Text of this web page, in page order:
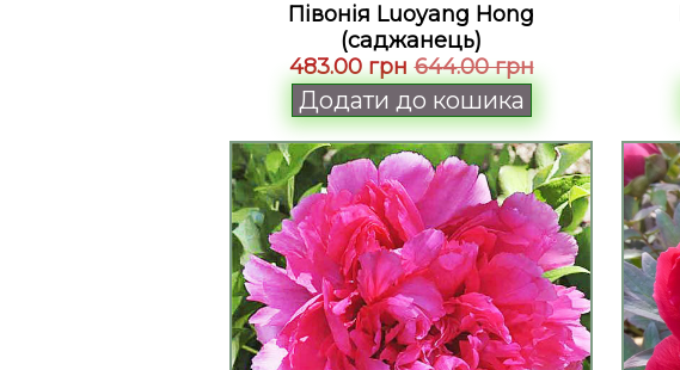
Півонія Luoyang Hong
(саджанець)
483.00 грн 644.00 грн
Додати до кошика